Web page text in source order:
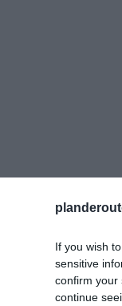
If you wish
sensitive
confirm your
continue